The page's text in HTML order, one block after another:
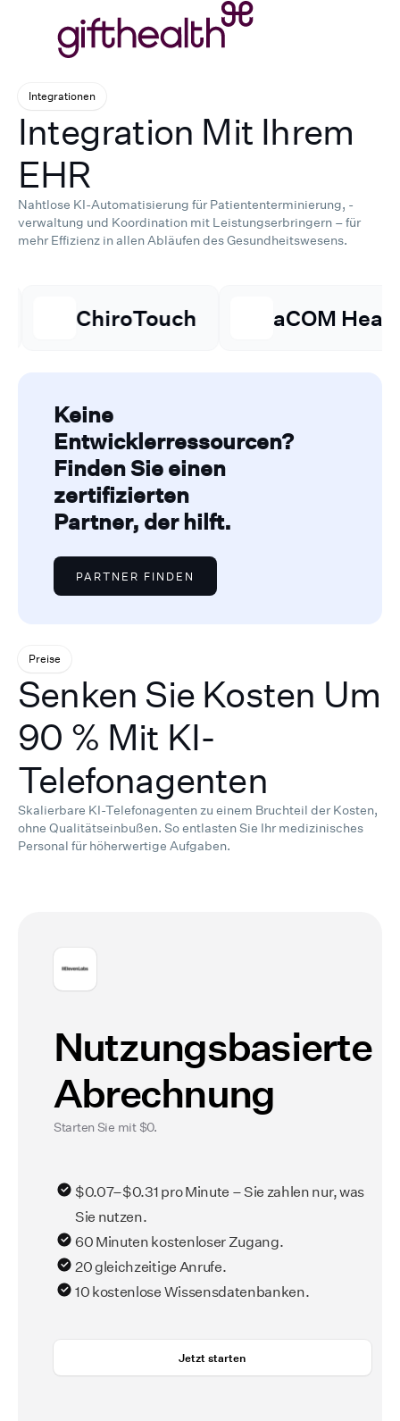
Integrationen
Integration Mit Ihrem
EHR
Nahtlose KI-Automatisierung für Patiententerminierung, -
verwaltung und Koordination mit Leistungserbringern – für
mehr Effizienz in allen Abläufen des Gesundheitswesens.
ChiroTouch aCOM Health
Keine
Entwicklerressourcen?
Finden Sie einen
zertifizierten
Partner, der hilft.
PARTNER FINDEN
Preise
Senken Sie Kosten Um
90 % Mit KI-
Telefonagenten
Skalierbare KI-Telefonagenten zu einem Bruchteil der Kosten,
ohne Qualitätseinbußen. So entlasten Sie Ihr medizinisches
Personal für höherwertige Aufgaben.
Nutzungsbasierte
Abrechnung
Starten Sie mit $0.
$0.07–$0.31 pro Minute – Sie zahlen nur, was
Sie nutzen.
60 Minuten kostenloser Zugang.
20 gleichzeitige Anrufe.
10 kostenlose Wissensdatenbanken.
Jetzt starten